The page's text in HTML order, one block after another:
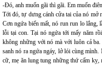
-Đó, anh muốn gãi thì gãi. Em muốn
Tới đó, tự dưng cánh cửa tai của nó mở
Cơn ngứa biến mất, nó run run lo lắng,
lỗi tại con. Tại nó ngứa tới mấy năm
không những với nó mà với luôn cả
sanh nó ra ngứa ngáy, lở lói cùng
cữ, mẹ ăn lung tung những thứ cấm